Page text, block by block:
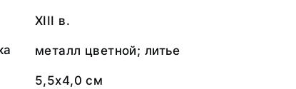
XIII в.
металл цветной; литье
5,5х4,0 см